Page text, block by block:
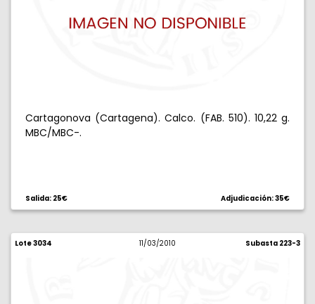
Cartagonova (Cartagena). Calco. (FAB. 510). 10,22 g.
MBC/MBC-.
Salida: 25€ Adjudicación: 35€
Lote 3034 11/03/2010 Subasta 223-3